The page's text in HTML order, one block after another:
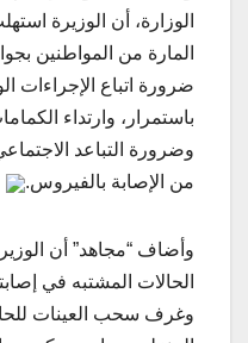
الوزارة، أن الوزيرة
المارة من المواطنين
ضرورة اتباع الإجراءات
باستمرار، وارتداء
وضرورة التباعد
من الإصابة بالفيروس.
وأضاف “مجاهد” أن
الحالات المشتبه في
وغرف سحب العينات